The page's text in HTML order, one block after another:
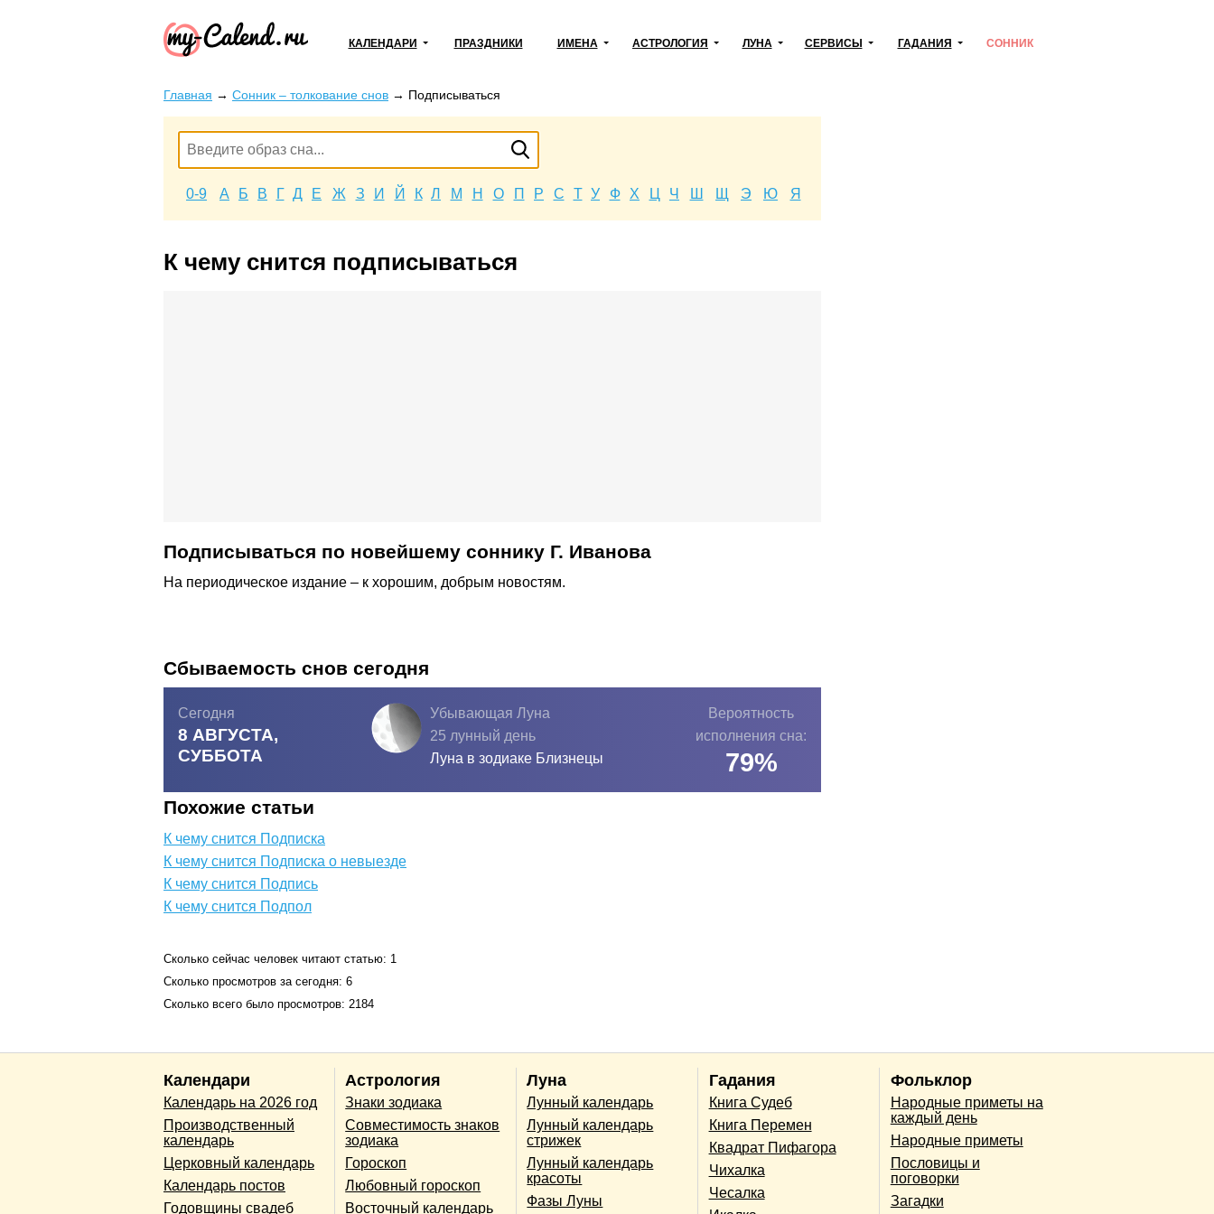
КАЛЕНДАРИ ПРАЗДНИКИ ИМЕНА АСТРОЛОГИЯ ЛУНА СЕРВИСЫ ГАДАНИЯ СОННИК
Главная → Сонник – толкование снов → Подписываться
0-9 А Б В Г Д Е Ж З И Й К Л М Н О П Р С Т У Ф Х Ц Ч Ш Щ Э Ю Я
К чему снится подписываться
Подписываться по новейшему соннику Г. Иванова
На периодическое издание – к хорошим, добрым новостям.
Сбываемость снов сегодня
Сегодня
8 АВГУСТА,
СУББОТА
Убывающая Луна
25 лунный день
Луна в зодиаке Близнецы
Вероятность
исполнения сна:
79%
Похожие статьи
К чему снится Подписка
К чему снится Подписка о невыезде
К чему снится Подпись
К чему снится Подпол
Сколько сейчас человек читают статью: 1
Сколько просмотров за сегодня: 6
Сколько всего было просмотров: 2184
Календари
Календарь на 2026 год
Производственный
календарь
Церковный календарь
Календарь постов
Годовщины свадеб
Астрология
Знаки зодиака
Совместимость знаков
зодиака
Гороскоп
Любовный гороскоп
Восточный календарь
Луна
Лунный календарь
Лунный календарь
стрижек
Лунный календарь
красоты
Фазы Луны
Гадания
Книга Судеб
Книга Перемен
Квадрат Пифагора
Чихалка
Чесалка
Фольклор
Народные приметы на
каждый день
Народные приметы
Пословицы и
поговорки
Загадки